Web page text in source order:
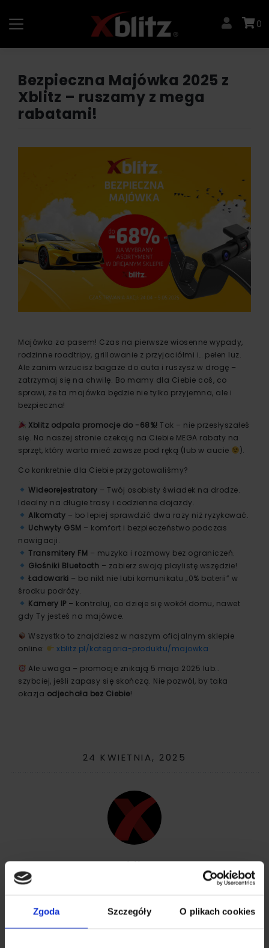
Zgoda Szczegóły O plikach cookies
content
0
Bezpieczna Majówka 2025 z
Xblitz – ruszamy z mega
rabatami!
Majówka za pasem! Czas na pierwsze wiosenne wypady,
rodzinne roadtripy, grillowanie z przyjaciółmi i… pełen luz.
Ale zanim wrzucisz bagaże do auta i ruszysz w drogę –
zatrzymaj się na chwilę. Bo mamy dla Ciebie coś, co
sprawi, że ta majówka będzie nie tylko przyjemna, ale i
bezpieczna!
Xblitz odpala promocje do -68%! Tak – nie przesłyszałeś
się. Na naszej stronie czekają na Ciebie MEGA rabaty na
sprzęt, który warto mieć zawsze pod ręką (lub w aucie
).
Co konkretnie dla Ciebie przygotowaliśmy?
Wideorejestratory – Twój osobisty świadek na drodze.
Idealny na długie trasy i codzienne dojazdy.
Alkomaty – bo lepiej sprawdzić dwa razy niż ryzykować.
Uchwyty GSM – komfort i bezpieczeństwo podczas
nawigacji.
Transmitery FM – muzyka i rozmowy bez ograniczeń.
Głośniki Bluetooth – zabierz swoją playlistę wszędzie!
Ładowarki – bo nikt nie lubi komunikatu „0% baterii” w
środku podróży.
Kamery IP – kontroluj, co dzieje się wokół domu, nawet
gdy Ty jesteś na majówce.
Wszystko to znajdziesz w naszym oficjalnym sklepie
online:
xblitz.pl/kategoria-produktu/majowka
Ale uwaga – promocje znikają 5 maja 2025 lub…
szybciej, jeśli zapasy się skończą. Nie pozwól, by taka
okazja odjechała bez Ciebie!
24 KWIETNIA, 2025
Xblitz